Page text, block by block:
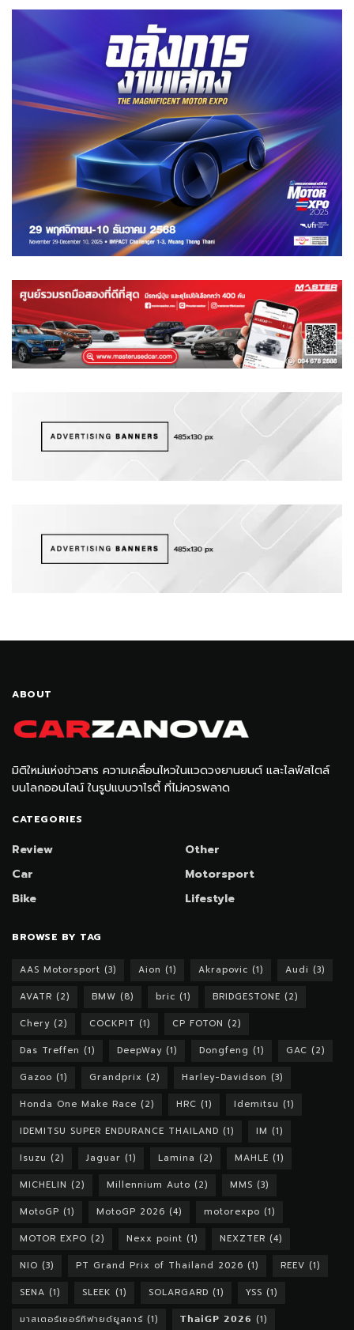
ABOUT
มิติใหม่แห่งข่าวสาร ความเคลื่อนไหวในแวดวงยานยนต์ และไลฟ์สไตล์
บนโลกออนไลน์ ในรูปแบบวาไรตี้ ที่ไม่ควรพลาด
CATEGORIES
Review
Car
Bike
Other
Motorsport
Lifestyle
BROWSE BY TAG
AAS Motorsport (3) Aion (1) Akrapovic (1) Audi (3)
AVATR (2) BMW (8) bric (1) BRIDGESTONE (2)
Chery (2) COCKPIT (1) CP FOTON (2)
Das Treffen (1) DeepWay (1) Dongfeng (1) GAC (2)
Gazoo (1) Grandprix (2) Harley-Davidson (3)
Honda One Make Race (2) HRC (1) Idemitsu (1)
IDEMITSU SUPER ENDURANCE THAILAND (1) IM (1)
Isuzu (2) Jaguar (1) Lamina (2) MAHLE (1)
MICHELIN (2) Millennium Auto (2) MMS (3)
MotoGP (1) MotoGP 2026 (4) motorexpo (1)
MOTOR EXPO (2) Nexx point (1) NEXZTER (4)
NIO (3) PT Grand Prix of Thailand 2026 (1) REEV (1)
SENA (1) SLEEK (1) SOLARGARD (1) YSS (1)
มาสเตอร์เซอร์ทิฟายด์ยูสคาร์ (1) 𝗧𝗵𝗮𝗶𝗚𝗣 𝟮𝟬𝟮𝟲 (1)